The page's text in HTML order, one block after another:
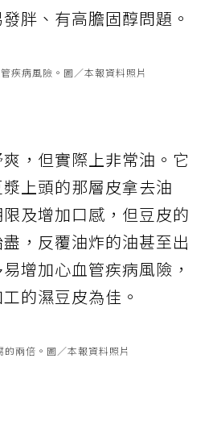
胖、有高膽固醇問題。